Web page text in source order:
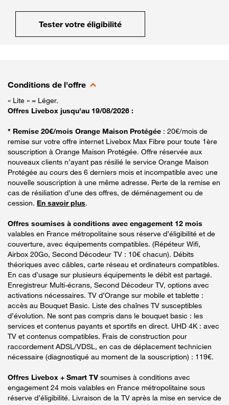
Tester votre éligibilité
Conditions de l'offre
« Lite » = Léger.
Offres Livebox jusqu'au 19/08/2026 :
* Remise 20€/mois Orange Maison Protégée : 20€/mois de
remise sur votre offre internet Livebox Max Fibre pour toute 1ère
souscription à Orange Maison Protégée. Offre réservée aux
nouveaux clients n’ayant pas résilié le service Orange Maison
Protégée au cours des 6 derniers mois et incompatible avec une
nouvelle souscription à une même adresse. Perte de la remise en
cas de résiliation d’une des offres, de déménagement ou de
cession. En savoir plus.
Offres soumises à conditions avec engagement 12 mois
valables en France métropolitaine sous réserve d’éligibilité et de
couverture, avec équipements compatibles. (Répéteur Wifi,
Airbox 20Go, Second Décodeur TV : 10€ chacun). Débits
théoriques avec câbles, carte réseau et ordinateurs compatibles.
En cas d’usage sur plusieurs équipements le débit est partagé.
Enregistreur Multi-écrans, Second Décodeur TV, options avec
activations nécessaires. TV d’Orange sur mobile et tablette :
accès au Bouquet Basic. Liste des chaînes TV susceptibles
d’évolution. Ne sont pas compris dans le bouquet basic : les
services et contenus payants et sportifs en direct. UHD 4K : avec
TV et contenus compatibles. Frais de construction pour
raccordement ADSL/VDSL, en cas de déplacement technicien
nécessaire (diagnostiqué au moment de la souscription) : 119€.
Offres Livebox + Smart TV soumises à conditions avec
engagement 24 mois valables en France métropolitaine sous
réserve d’éligibilité. Livraison de la TV après la mise en service de